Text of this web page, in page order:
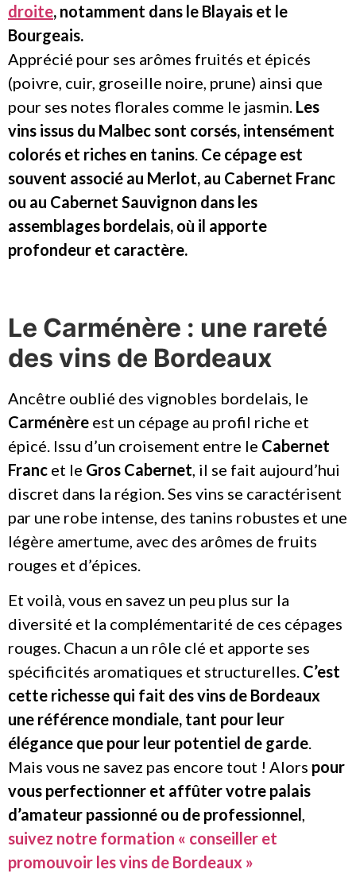
droite, notamment dans le Blayais et le
Bourgeais.
Apprécié pour ses arômes fruités et épicés
(poivre, cuir, groseille noire, prune) ainsi que
pour ses notes florales comme le jasmin. Les
vins issus du Malbec sont corsés, intensément
colorés et riches en tanins. Ce cépage est
souvent associé au Merlot, au Cabernet Franc
ou au Cabernet Sauvignon dans les
assemblages bordelais, où il apporte
profondeur et caractère.
Le Carménère : une rareté
des vins de Bordeaux
Ancêtre oublié des vignobles bordelais, le
Carménère est un cépage au profil riche et
épicé. Issu d’un croisement entre le Cabernet
Franc et le Gros Cabernet , il se fait aujourd’hui
discret dans la région. Ses vins se caractérisent
par une robe intense, des tanins robustes et une
légère amertume, avec des arômes de fruits
rouges et d’épices.
Et voilà, vous en savez un peu plus sur la
diversité et la complémentarité de ces cépages
rouges. Chacun a un rôle clé et apporte ses
spécificités aromatiques et structurelles. C’est
cette richesse qui fait des vins de Bordeaux
une référence mondiale, tant pour leur
élégance que pour leur potentiel de garde.
Mais vous ne savez pas encore tout ! Alors pour
vous perfectionner et affûter votre palais
d’amateur passionné ou de professionnel,
suivez notre formation « conseiller et
promouvoir les vins de Bordeaux »